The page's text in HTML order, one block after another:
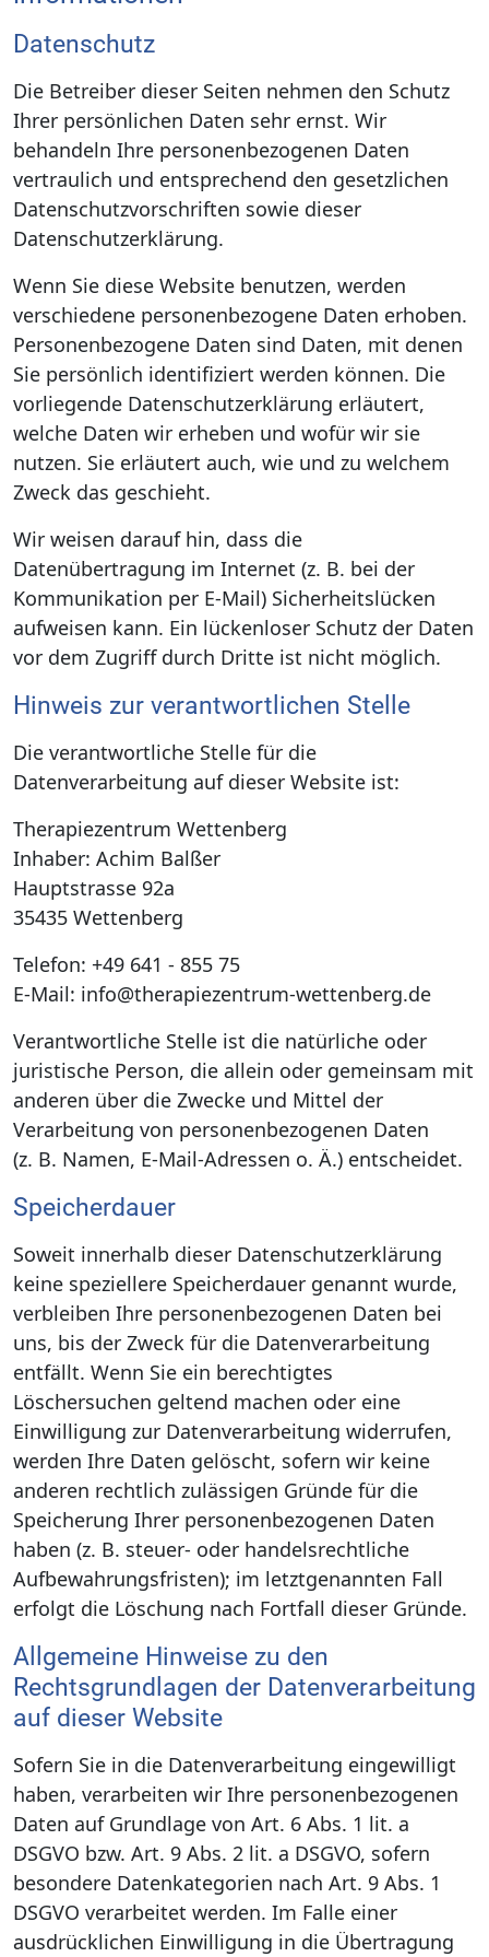
Datenschutz
Die Betreiber dieser Seiten nehmen den Schutz
Ihrer persönlichen Daten sehr ernst. Wir
behandeln Ihre personenbezogenen Daten
vertraulich und entsprechend den gesetzlichen
Datenschutzvorschriften sowie dieser
Datenschutzerklärung.
Wenn Sie diese Website benutzen, werden
verschiedene personenbezogene Daten erhoben.
Personenbezogene Daten sind Daten, mit denen
Sie persönlich identifiziert werden können. Die
vorliegende Datenschutzerklärung erläutert,
welche Daten wir erheben und wofür wir sie
nutzen. Sie erläutert auch, wie und zu welchem
Zweck das geschieht.
Wir weisen darauf hin, dass die
Datenübertragung im Internet (z. B. bei der
Kommunikation per E-Mail) Sicherheitslücken
aufweisen kann. Ein lückenloser Schutz der Daten
vor dem Zugriff durch Dritte ist nicht möglich.
Hinweis zur verantwortlichen Stelle
Die verantwortliche Stelle für die
Datenverarbeitung auf dieser Website ist:
Therapiezentrum Wettenberg
Inhaber: Achim Balßer
Hauptstrasse 92a
35435 Wettenberg
Telefon: +49 641 - 855 75
E-Mail: info@therapiezentrum-wettenberg.de
Verantwortliche Stelle ist die natürliche oder
juristische Person, die allein oder gemeinsam mit
anderen über die Zwecke und Mittel der
Verarbeitung von personenbezogenen Daten
(z. B. Namen, E-Mail-Adressen o. Ä.) entscheidet.
Speicherdauer
Soweit innerhalb dieser Datenschutzerklärung
keine speziellere Speicherdauer genannt wurde,
verbleiben Ihre personenbezogenen Daten bei
uns, bis der Zweck für die Datenverarbeitung
entfällt. Wenn Sie ein berechtigtes
Löschersuchen geltend machen oder eine
Einwilligung zur Datenverarbeitung widerrufen,
werden Ihre Daten gelöscht, sofern wir keine
anderen rechtlich zulässigen Gründe für die
Speicherung Ihrer personenbezogenen Daten
haben (z. B. steuer- oder handelsrechtliche
Aufbewahrungsfristen); im letztgenannten Fall
erfolgt die Löschung nach Fortfall dieser Gründe.
Allgemeine Hinweise zu den
Rechtsgrundlagen der Datenverarbeitung
auf dieser Website
Sofern Sie in die Datenverarbeitung eingewilligt
haben, verarbeiten wir Ihre personenbezogenen
Daten auf Grundlage von Art. 6 Abs. 1 lit. a
DSGVO bzw. Art. 9 Abs. 2 lit. a DSGVO, sofern
besondere Datenkategorien nach Art. 9 Abs. 1
DSGVO verarbeitet werden. Im Falle einer
ausdrücklichen Einwilligung in die Übertragung